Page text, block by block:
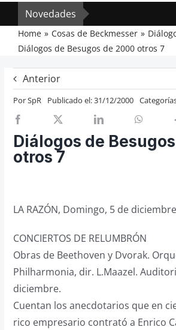
Inicio
Actual
Artículos
Crítica
Previos de ópera
Cosas de Beckmesser
Novedades
Home Cosas de Beckmesser
Diálogos de Besugos de 2000 otros 7
Anterior
PorSpR Publicado el: 31/12/2000
Diálogos de
otros 7
LA RAZÓN, Domingo, 5 de diciembre
CONCIERTOS DE RELUMBRÓN
Obras de Beethoven y Dvorak.
Philharmonia, dir. L.Maazel.
diciembre.
Cuentan los anecdotarios que en
rico empresario contrató a Enrico